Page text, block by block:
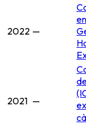
2022 —
2021 —